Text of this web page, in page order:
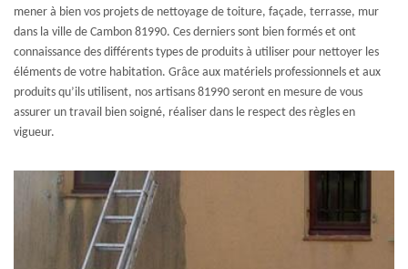
mener à bien vos projets de nettoyage de toiture, façade, terrasse, mur
dans la ville de Cambon 81990. Ces derniers sont bien formés et ont
connaissance des différents types de produits à utiliser pour nettoyer les
éléments de votre habitation. Grâce aux matériels professionnels et aux
produits qu’ils utilisent, nos artisans 81990 seront en mesure de vous
assurer un travail bien soigné, réaliser dans le respect des règles en
vigueur.